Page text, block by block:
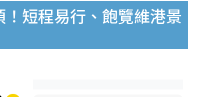
短程易行、飽覽維港景